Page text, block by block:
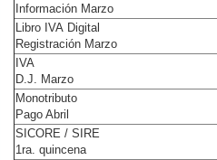
Información Marzo
Libro IVA Digital
Registración Marzo
IVA
D.J. Marzo
Monotributo
Pago Abril
SICORE / SIRE
1ra. quincena